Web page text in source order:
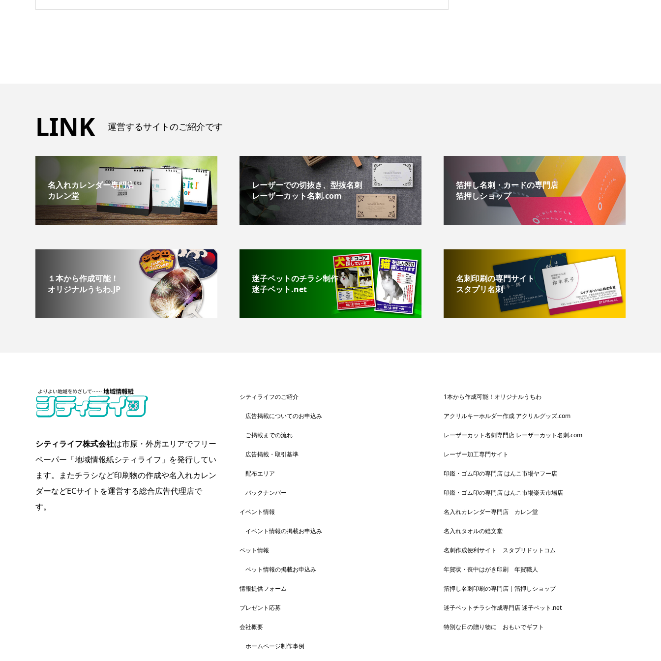
LINK 運営するサイトのご紹介です
名入れカレンダー専門店
カレン堂
レーザーでの切抜き、型抜名刺
レーザーカット名刺.com
箔押し名刺・カードの専門店
箔押しショップ
１本から作成可能！
オリジナルうちわ.JP
迷子ペットのチラシ制作
迷子ペット.net
名刺印刷の専門サイト
スタプリ名刺
シティライフ株式会社は市原・外房エリアでフリー
ペーパー「地域情報紙シティライフ」を発行してい
ます。またチラシなど印刷物の作成や名入れカレン
ダーなどECサイトを運営する総合広告代理店で
す。
シティライフのご紹介
広告掲載についてのお申込み
ご掲載までの流れ
広告掲載・取引基準
配布エリア
バックナンバー
イベント情報
イベント情報の掲載お申込み
ペット情報
ペット情報の掲載お申込み
情報提供フォーム
プレゼント応募
会社概要
ホームページ制作事例
1本から作成可能！オリジナルうちわ
アクリルキーホルダー作成 アクリルグッズ.com
レーザーカット名刺専門店 レーザーカット名刺.com
レーザー加工専門サイト
印鑑・ゴム印の専門店 はんこ市場ヤフー店
印鑑・ゴム印の専門店 はんこ市場楽天市場店
名入れカレンダー専門店 カレン堂
名入れタオルの総文堂
名刺作成便利サイト スタプリドットコム
年賀状・喪中はがき印刷 年賀職人
箔押し名刺印刷の専門店｜箔押しショップ
迷子ペットチラシ作成専門店 迷子ペット.net
特別な日の贈り物に おもいでギフト